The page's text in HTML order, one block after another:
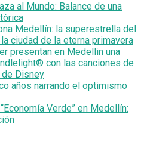
al Mundo: Balance de una
Medellín: la superestrella del
ciudad de la eterna primavera
presentan en Medellin una
con las canciones de
Disney
años narrando el optimismo
Verde” en Medellín: